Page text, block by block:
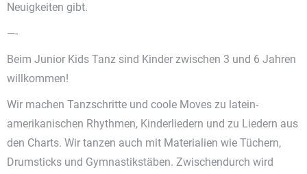
Neuigkeiten gibt.
—-
Beim Junior Kids Tanz sind Kinder zwischen 3 und 6 Jahren
willkommen!
Wir machen Tanzschritte und coole Moves zu latein-
amerikanischen Rhythmen, Kinderliedern und zu Liedern aus
den Charts. Wir tanzen auch mit Materialien wie Tüchern,
Drumsticks und Gymnastikstäben. Zwischendurch wird